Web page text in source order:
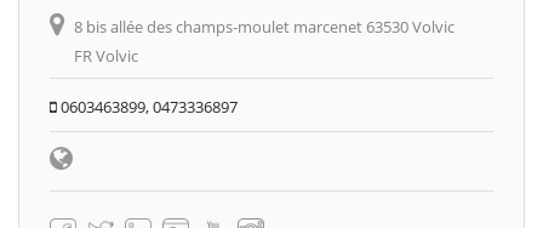
8 bis allée des champs-moulet marcenet 63530 Volvic
FR Volvic
0603463899, 0473336897